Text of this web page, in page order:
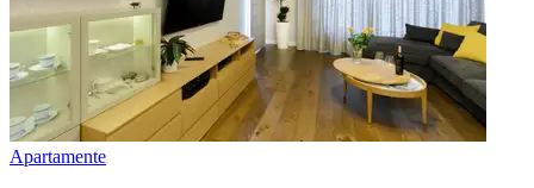
Apartamente